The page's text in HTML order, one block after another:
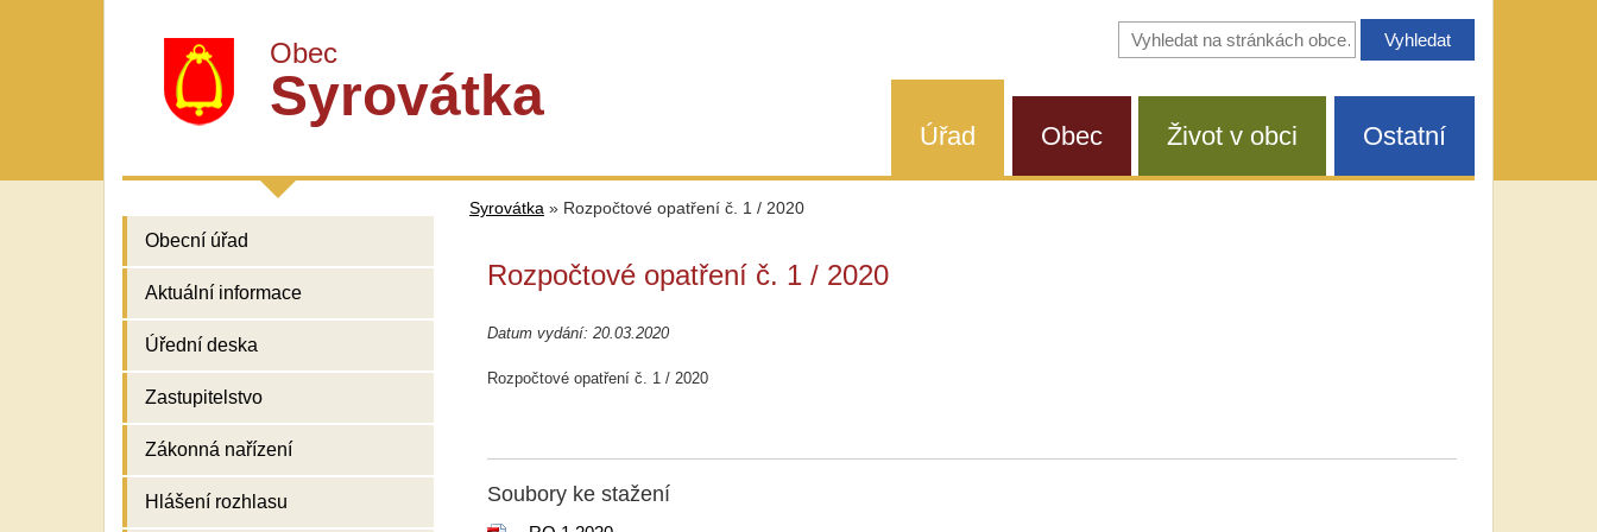
Obec
Syrovátka
Vyhledávání
na
Úřad Obec Život v obci Ostatní
Obecní úřad
Aktuální informace
Úřední deska
Zastupitelstvo
Zákonná nařízení
Hlášení rozhlasu
Syrovátka » Rozpočtové opatření č. 1 / 2020
Rozpočtové opatření č. 1 / 2020
Datum vydání: 20.03.2020
Rozpočtové opatření č. 1 / 2020
Soubory ke stažení